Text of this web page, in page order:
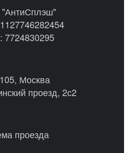
Москва
проезд, 2с2
проезда